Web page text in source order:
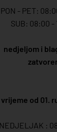
PON - PET:
SUB: 08:00 -
nedjeljom i
od 01.
: